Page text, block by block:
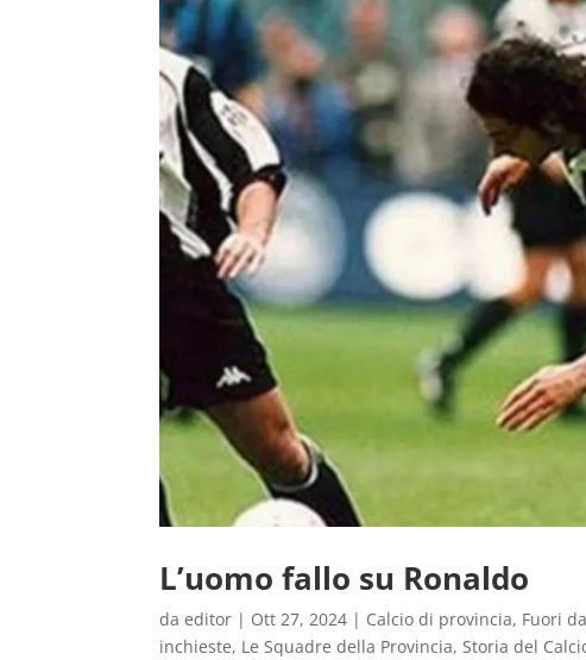
L’uomo fallo su Ronaldo
daeditor | Ott 27, 2024 | Calcio di provincia, Fuori
inchieste, Le Squadre della Provincia,Storia del